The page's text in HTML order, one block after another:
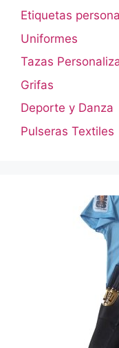
Etiquetas
Uniformes
Tazas
Grifas
Deporte y Danza
Pulseras Textiles